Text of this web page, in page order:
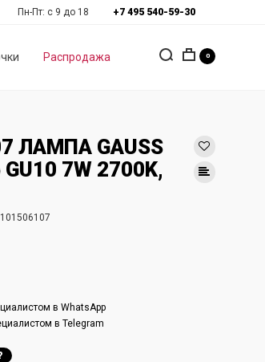
Распродажа
+7 495 540-59-30
Пн-Пт: с 9 до 18
0
ЛАМПА GAUSS
GU10 7W 2700K,
101506107
в WhatsApp
в Telegram